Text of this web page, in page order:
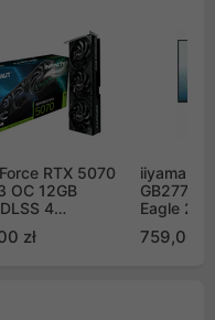
RTX 5070
OC 12GB
4
zł
iiyama G-
Eagle 27"
759,00 zł